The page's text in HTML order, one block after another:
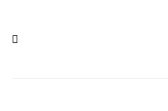
content